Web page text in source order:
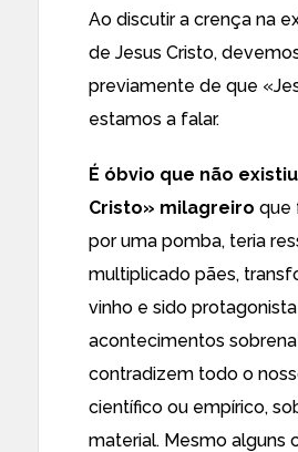
Ao discutir a crença na
de Jesus Cristo,
previamente de que
estamos a falar.
É óbvio que não
Cristo» milagreiro que
por uma pomba, teria
multiplicado pães,
vinho e sido
acontecimentos
contradizem todo o
científico ou empírico,
material. Mesmo alguns